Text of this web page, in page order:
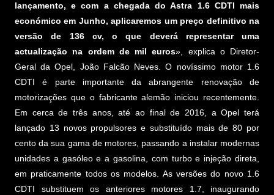
lançamento, e com a chegada do Astra 1.6 CDTI mais
económico em Junho, aplicaremos um preço definitivo na
versão de 136 cv, o que deverá representar uma
actualização na ordem de mil euros», explica o Diretor-
Geral da Opel, João Falcão Neves. O novíssimo motor 1.6
CDTI é parte importante da abrangente renovação de
motorizações que o fabricante alemão iniciou recentemente.
Em cerca de três anos, até ao final de 2016, a Opel terá
lançado 13 novos propulsores e substituído mais de 80 por
cento da sua gama de motores, passando a instalar modernas
unidades a gasóleo e a gasolina, com turbo e injeção direta,
em praticamente todos os modelos. As versões do novo 1.6
CDTI substituem os anteriores motores 1.7, inaugurando